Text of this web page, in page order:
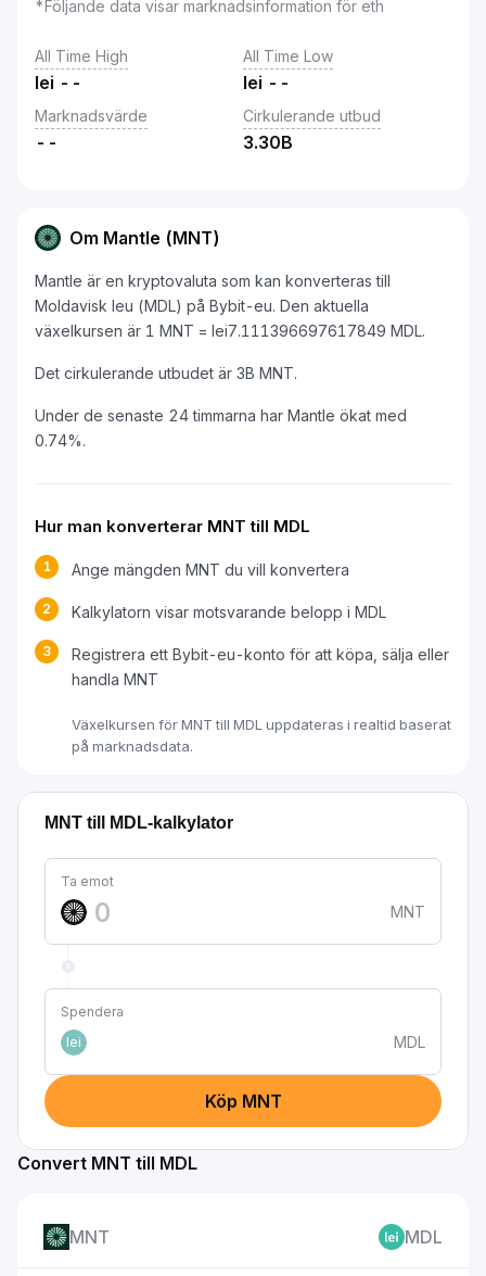
*Följande data visar marknadsinformation för eth
All Time High
lei --
All Time Low
lei --
Marknadsvärde
--
Cirkulerande utbud
3.30B
Om Mantle (MNT)
Mantle är en kryptovaluta som kan konverteras till
Moldavisk leu (MDL) på Bybit-eu. Den aktuella
växelkursen är 1 MNT = lei7.111396697617849 MDL.
Det cirkulerande utbudet är 3B MNT.
Under de senaste 24 timmarna har Mantle ökat med
0.74%.
Hur man konverterar MNT till MDL
1 Ange mängden MNT du vill konvertera
2 Kalkylatorn visar motsvarande belopp i MDL
3
Registrera ett Bybit-eu-konto för att köpa, sälja eller
handla MNT
Växelkursen för MNT till MDL uppdateras i realtid baserat
på marknadsdata.
MNT till MDL-kalkylator
Ta emot
MNT
Spendera
lei
MDL
Köp MNT
Convert MNT till MDL
MNT MDL